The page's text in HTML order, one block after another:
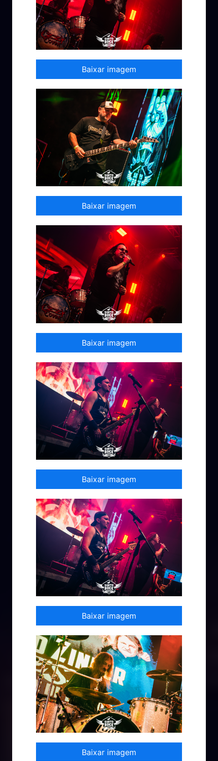
Baixar imagem
Baixar imagem
Baixar imagem
Baixar imagem
Baixar imagem
Baixar imagem